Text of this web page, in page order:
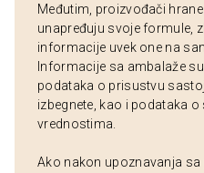
Međutim, proizvođači
unapređuju svoje formule,
informacije uvek one na
Informacije sa ambalaže
podataka o prisustvu
izbegnete, kao i podataka
vrednostima.
Ako nakon upoznavanja